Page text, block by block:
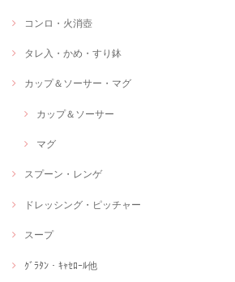
コンロ・火消壺
タレ入・かめ・すり鉢
カップ＆ソーサー・マグ
カップ＆ソーサー
マグ
スプーン・レンゲ
ドレッシング・ピッチャー
スープ
ｸﾞﾗﾀﾝ・ｷｬｾﾛｰﾙ他